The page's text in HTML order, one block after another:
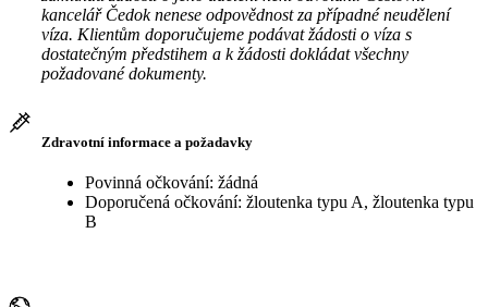
kancelář Čedok nenese odpovědnost za případné neudělení
víza. Klientům doporučujeme podávat žádosti o víza s
dostatečným předstihem a k žádosti dokládat všechny
požadované dokumenty.
Zdravotní informace a požadavky
Povinná očkování: žádná
Doporučená očkování: žloutenka typu A, žloutenka typu
B